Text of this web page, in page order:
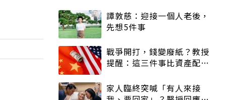
譚敦慈：迎接一個人老後，
先想5件事
戰爭開打，錢變廢紙？教授
提醒：這三件事比資產配置
家人臨終突喊「有人來接